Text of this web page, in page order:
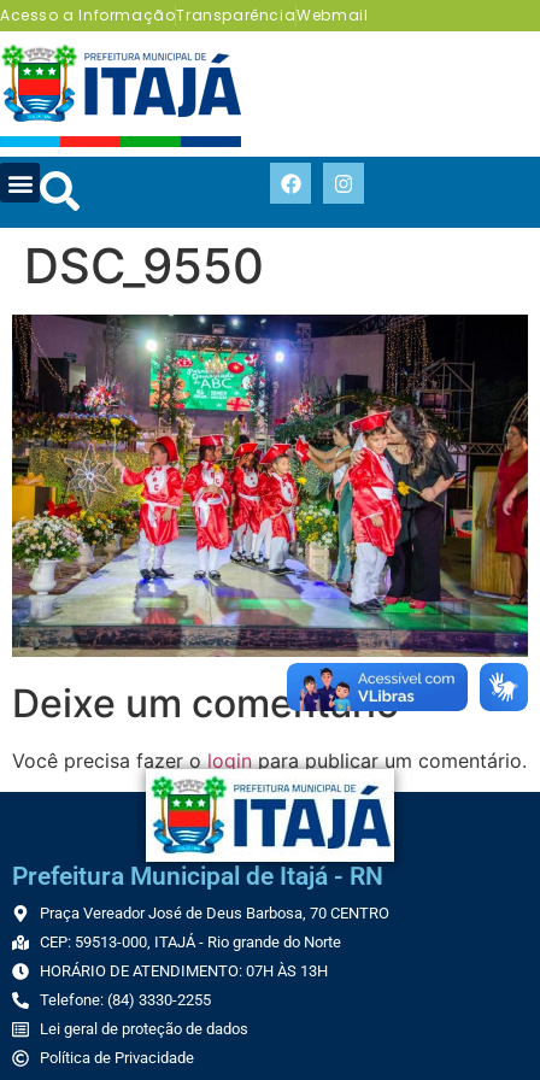
Acesso a InformaçãoTransparênciaWebmail
DSC_9550
Deixe um comentário
Você precisa fazer ologinpara publicar um comentário.
Prefeitura Municipal de Itajá - RN
Praça Vereador José de Deus Barbosa, 70 CENTRO
CEP: 59513-000, ITAJÁ - Rio grande do Norte
HORÁRIO DE ATENDIMENTO: 07H ÀS 13H
Telefone: (84) 3330-2255
Lei geral de proteção de dados
Política de Privacidade